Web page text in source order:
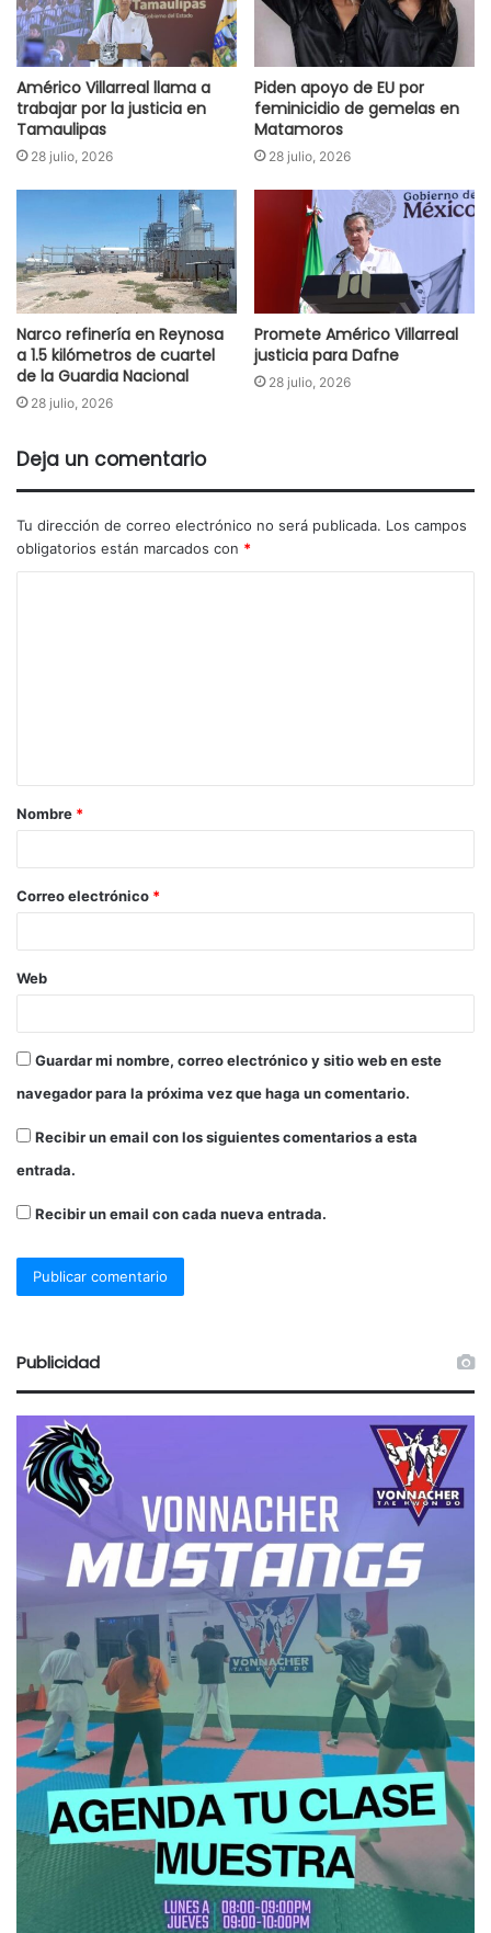
Américo Villarreal llama a
trabajar por la justicia en
Tamaulipas
28 julio, 2026
Piden apoyo de EU por
feminicidio de gemelas en
Matamoros
28 julio, 2026
Narco refinería en Reynosa
a 1.5 kilómetros de cuartel
de la Guardia Nacional
28 julio, 2026
Promete Américo Villarreal
justicia para Dafne
28 julio, 2026
Deja un comentario
Tu dirección de correo electrónico no será publicada. Los campos
obligatorios están marcados con *
Nombre *
Correo electrónico *
Web
Guardar mi nombre, correo electrónico y sitio web en este
navegador para la próxima vez que haga un comentario.
Recibir un email con los siguientes comentarios a esta
entrada.
Recibir un email con cada nueva entrada.
Publicidad